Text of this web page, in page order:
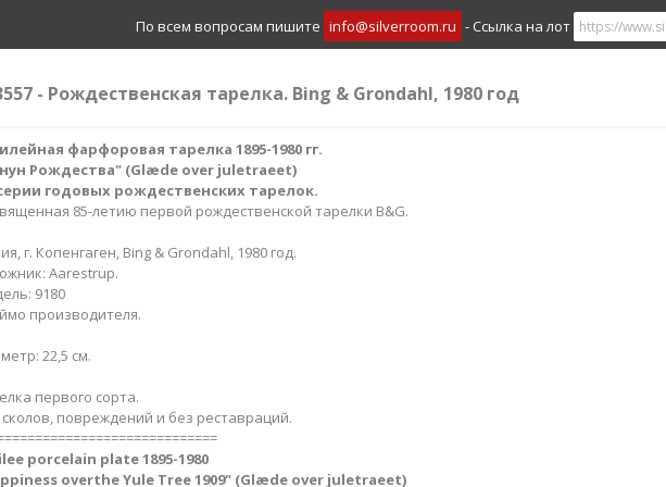
По всем вопросам пишите info@silverroom.ru - Ссылка на лот
- Рождественская тарелка. Bing & Grondahl, 1980 год
фарфоровая тарелка 1895-1980 гг.
Рождества​" (Glæde over juletraeet​​)
годовых рождественских тарелок.
85-летию первой рождественской тарелки B&G.
г. Копенгаген, Bing & Grondahl, 1980 год.
Aarestrup.
9180
производителя.
22,5 см.
первого сорта.
сколов, повреждений и без реставраций.
porcelain plate 1895-1980
overthe Yule Tree 1909​" (Glæde over juletraeet​​​​)